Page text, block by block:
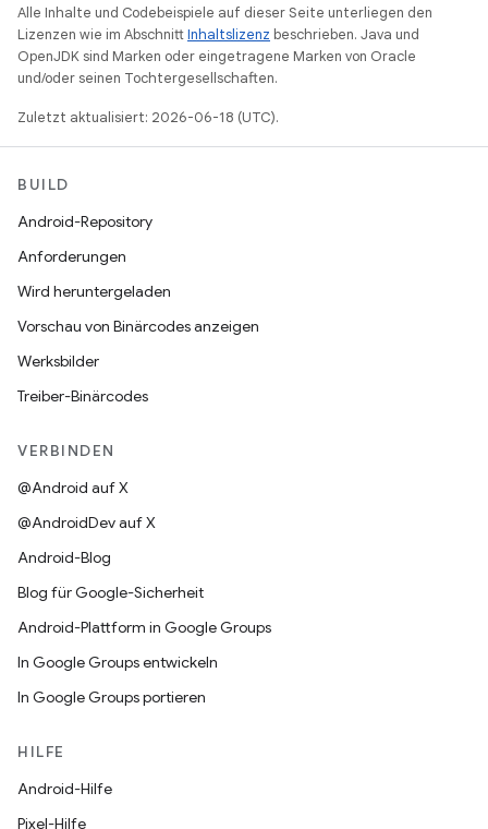
Alle Inhalte und Codebeispiele auf dieser Seite unterliegen den
Lizenzen wie im AbschnittInhaltslizenz beschrieben. Java und
OpenJDK sind Marken oder eingetragene Marken von Oracle
und/oder seinen Tochtergesellschaften.
Zuletzt aktualisiert: 2026-06-18 (UTC).
BUILD
Android-Repository
Anforderungen
Wird heruntergeladen
Vorschau von Binärcodes anzeigen
Werksbilder
Treiber-Binärcodes
VERBINDEN
@Android auf X
@AndroidDev auf X
Android-Blog
Blog für Google-Sicherheit
Android-Plattform in Google Groups
In Google Groups entwickeln
In Google Groups portieren
HILFE
Android-Hilfe
Pixel-Hilfe